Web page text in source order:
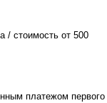
/ стоимость от 500
платежом первого